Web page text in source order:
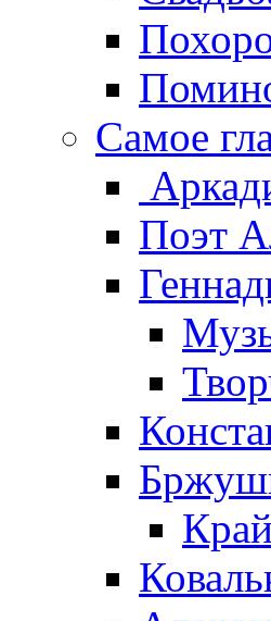
Самое
Поэт